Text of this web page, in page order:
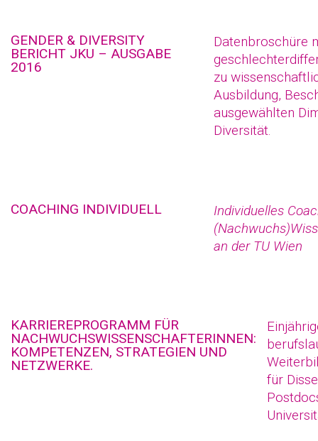
GENDER & DIVERSITY
BERICHT JKU – AUSGABE
2016
Datenbroschüre
zu
Ausbildung,
ausgewählten
Diversität.
COACHING INDIVIDUELL
Individuelles
an der TU Wien
KARRIEREPROGRAMM FÜR
NACHWUCHSWISSENSCHAFTERINNEN:
KOMPETENZEN, STRATEGIEN UND
NETZWERKE.
für